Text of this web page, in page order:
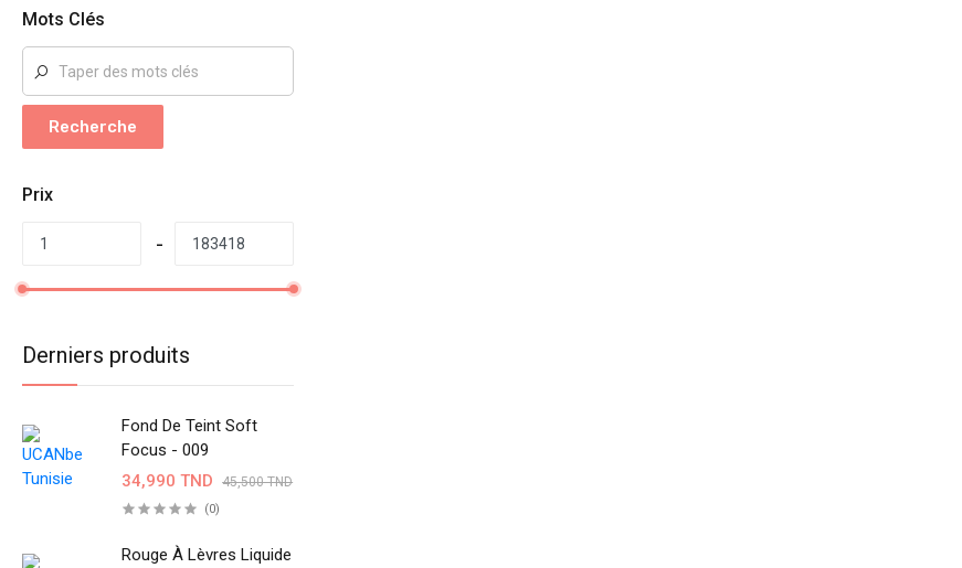
Mots Clés
Recherche
Prix
Derniers produits
Fond De Teint Soft
Focus - 009
34,990 TND
45,500 TND
(0)
Rouge À Lèvres Liquide